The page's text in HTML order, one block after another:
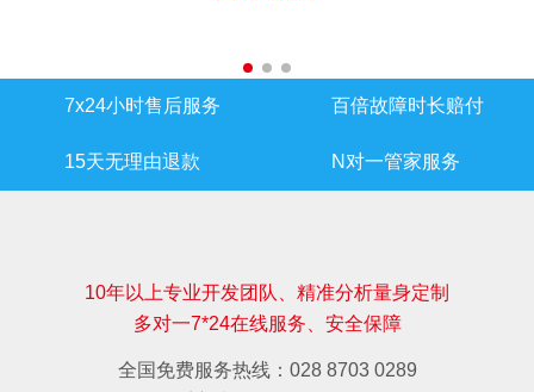
7x24小时售后服务 百倍故障时长赔付
15天无理由退款 N对一管家服务
10年以上专业开发团队、精准分析量身定制
多对一7*24在线服务、安全保障
全国免费服务热线：028 8703 0289